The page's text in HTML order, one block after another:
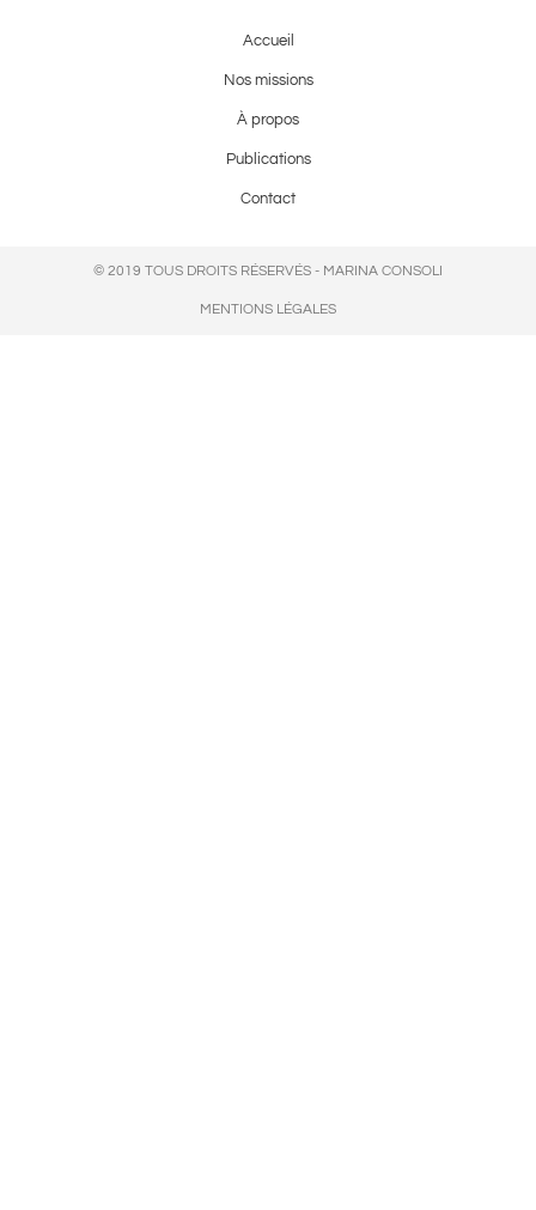
Accueil
Nos missions
À propos
Publications
Contact
© 2019 TOUS DROITS RÉSERVÉS - MARINA CONSOLI
MENTIONS LÉGALES